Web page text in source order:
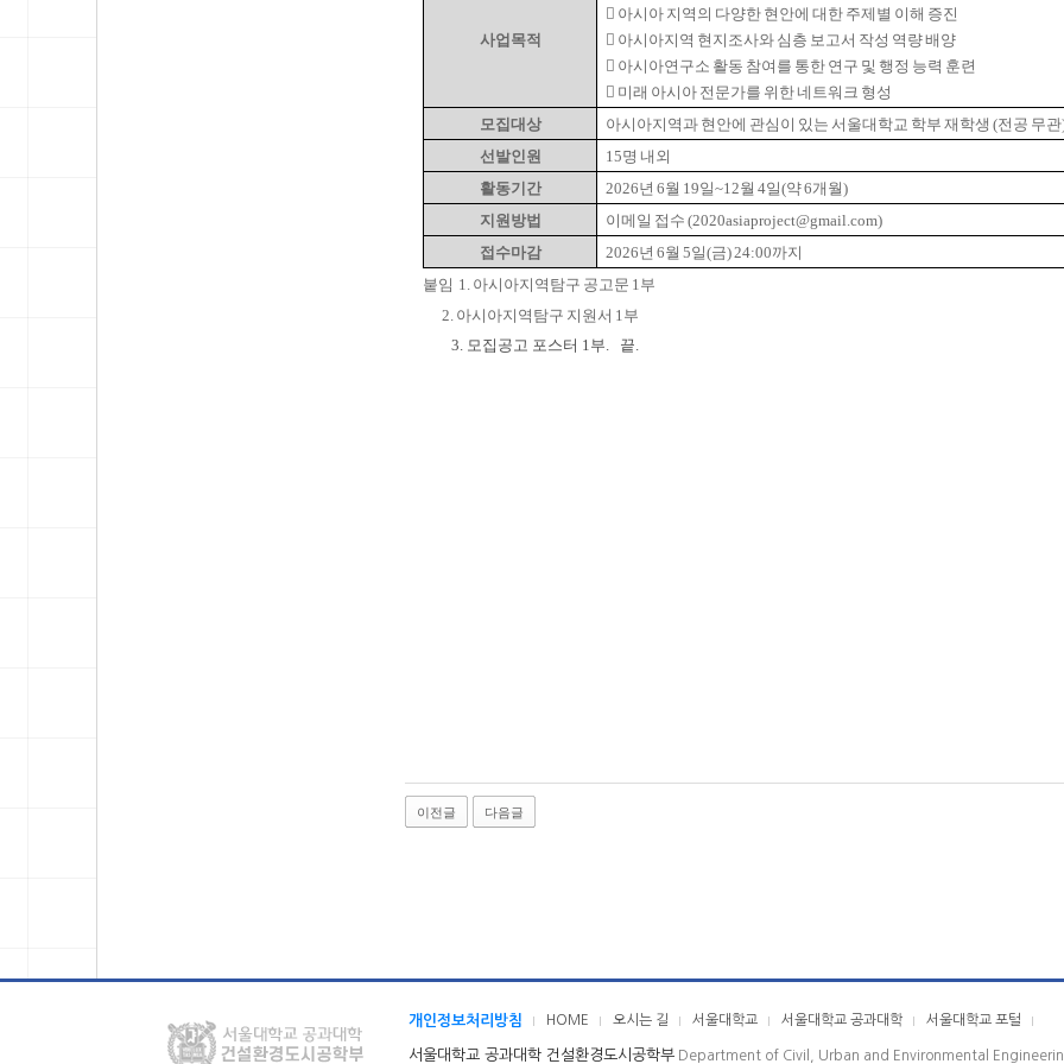
사업목적
 아시아 지역의 다양한 현안에 대한 주제별 이해 증진
 아시아지역 현지조사와 심층 보고서 작성 역량 배양
 아시아연구소 활동 참여를 통한 연구 및 행정 능력 훈련
 미래 아시아 전문가를 위한 네트워크 형성
모집대상
아시아지역과 현안에 관심이 있는 서울대학교 학부 재학생 (전공 무관
선발인원
15명 내외
활동기간
2026년 6월 19일~12월 4일(약 6개월)
지원방법
이메일 접수 (2020asiaproject@gmail.com)
접수마감
2026년 6월 5일(금) 24:00까지
붙임 1. 아시아지역탐구 공고문 1부
2. 아시아지역탐구 지원서 1부
3. 모집공고 포스터 1부. 끝.
이전글 다음글
개인정보처리방침 HOME 오시는 길 서울대학교 서울대학교 공과대학 서울대학교 포털
서울대학교 공과대학 건설환경도시공학부 Department of Civil, Urban and Environmental